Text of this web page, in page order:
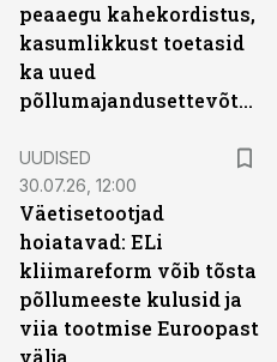
peaaegu kahekordistus,
kasumlikkust toetasid
ka uued
põllumajandusettevõtted
UUDISED
30.07.26, 12:00
Väetisetootjad
hoiatavad: ELi
kliimareform võib tõsta
põllumeeste kulusid ja
viia tootmise Euroopast
välja